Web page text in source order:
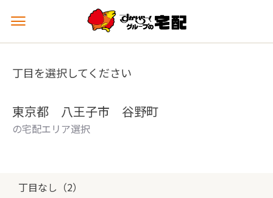
メ
ュ
を
丁目を選択してください
東京都 八王子市 谷野町
の宅配エリア選択
丁目なし（2）